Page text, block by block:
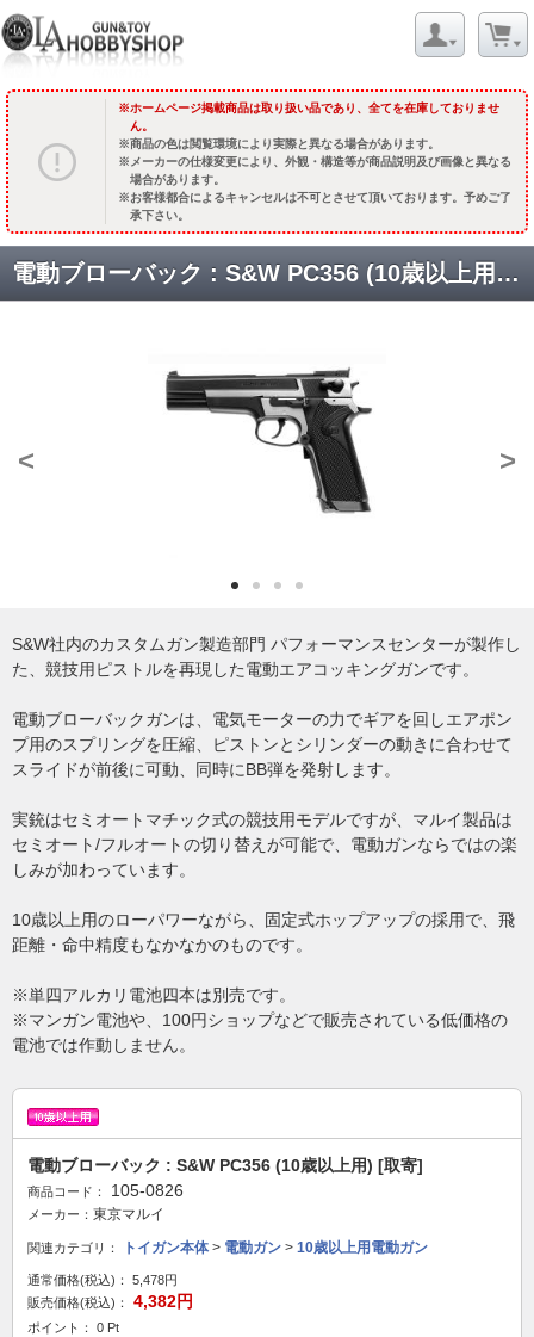
ホームページ掲載商品は取り扱い品であり、全てを在庫しておりませ
ん。
商品の色は閲覧環境により実際と異なる場合があります。
メーカーの仕様変更により、外観・構造等が商品説明及び画像と異なる
場合があります。
お客様都合によるキャンセルは不可とさせて頂いております。予めご了
承下さい。
電動ブローバック : S&W PC356 (10歳以上用) [取寄]
< >
S&W社内のカスタムガン製造部門 パフォーマンスセンターが製作し
た、競技用ピストルを再現した電動エアコッキングガンです。
電動ブローバックガンは、電気モーターの力でギアを回しエアポン
プ用のスプリングを圧縮、ピストンとシリンダーの動きに合わせて
スライドが前後に可動、同時にBB弾を発射します。
実銃はセミオートマチック式の競技用モデルですが、マルイ製品は
セミオート/フルオートの切り替えが可能で、電動ガンならではの楽
しみが加わっています。
10歳以上用のローパワーながら、固定式ホップアップの採用で、飛
距離・命中精度もなかなかのものです。
※単四アルカリ電池四本は別売です。
※マンガン電池や、100円ショップなどで販売されている低価格の
電池では作動しません。
電動ブローバック : S&W PC356 (10歳以上用) [取寄]
商品コード： 105-0826
メーカー： 東京マルイ
関連カテゴリ： トイガン本体> 電動ガン > 10歳以上用電動ガン
通常価格(税込)：
5,478円
販売価格(税込)：
4,382円
ポイント： 0 Pt